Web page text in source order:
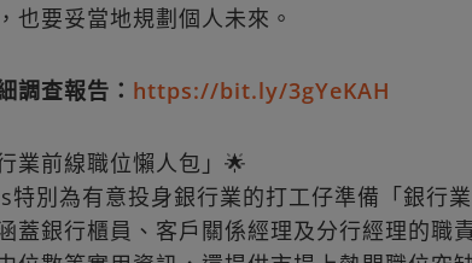
也要妥當地規劃個人未來。
調查報告： https://bit.ly/3gYeKAH
業前線職位懶人包」🌟
別為有意投身銀行業的打工仔準備「銀行
蓋銀行櫃員、客戶關係經理及分行經理的職